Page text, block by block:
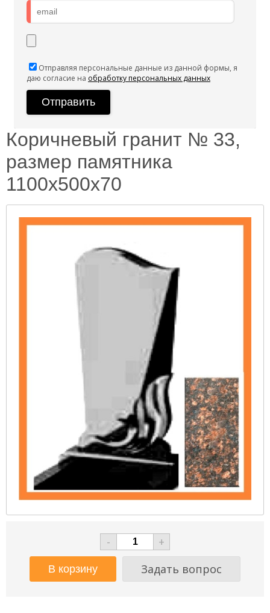
Отправляя персональные данные из данной формы, я
даю согласие на обработку персональных данных
Коричневый гранит № 33,
размер памятника
1100х500х70
-
+
Задать вопрос